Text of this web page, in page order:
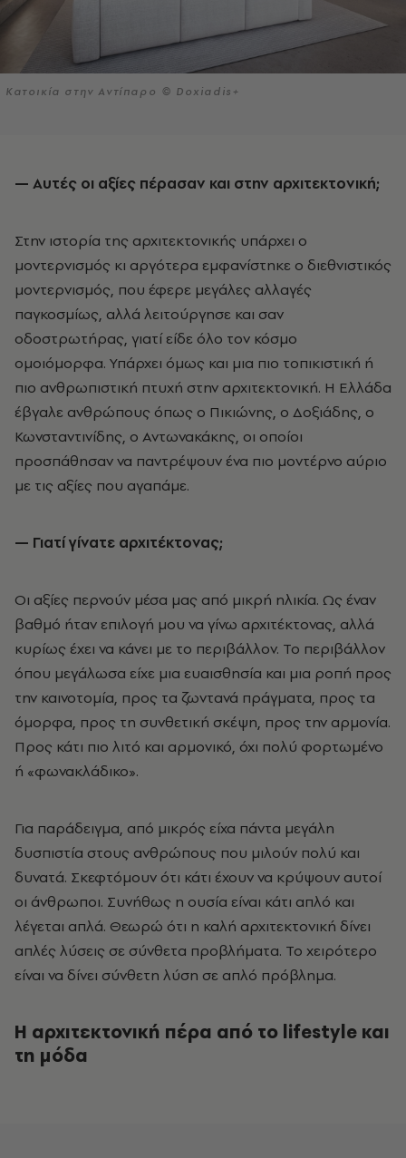
Κατοικία στην Αντίπαρο © Doxiadis+
— Αυτές οι αξίες πέρασαν και στην αρχιτεκτονική;
Στην ιστορία της αρχιτεκτονικής υπάρχει ο
μοντερνισμός κι αργότερα εμφανίστηκε ο διεθνιστικός
μοντερνισμός, που έφερε μεγάλες αλλαγές
παγκοσμίως, αλλά λειτούργησε και σαν
οδοστρωτήρας, γιατί είδε όλο τον κόσμο
ομοιόμορφα. Υπάρχει όμως και μια πιο τοπικιστική ή
πιο ανθρωπιστική πτυχή στην αρχιτεκτονική. Η Ελλάδα
έβγαλε ανθρώπους όπως ο Πικιώνης, ο Δοξιάδης, ο
Κωνσταντινίδης, ο Αντωνακάκης, οι οποίοι
προσπάθησαν να παντρέψουν ένα πιο μοντέρνο αύριο
με τις αξίες που αγαπάμε.
— Γιατί γίνατε αρχιτέκτονας;
Οι αξίες περνούν μέσα μας από μικρή ηλικία. Ως έναν
βαθμό ήταν επιλογή μου να γίνω αρχιτέκτονας, αλλά
κυρίως έχει να κάνει με το περιβάλλον. Το περιβάλλον
όπου μεγάλωσα είχε μια ευαισθησία και μια ροπή προς
την καινοτομία, προς τα ζωντανά πράγματα, προς τα
όμορφα, προς τη συνθετική σκέψη, προς την αρμονία.
Προς κάτι πιο λιτό και αρμονικό, όχι πολύ φορτωμένο
ή «φωνακλάδικο».
Για παράδειγμα, από μικρός είχα πάντα μεγάλη
δυσπιστία στους ανθρώπους που μιλούν πολύ και
δυνατά. Σκεφτόμουν ότι κάτι έχουν να κρύψουν αυτοί
οι άνθρωποι. Συνήθως η ουσία είναι κάτι απλό και
λέγεται απλά. Θεωρώ ότι η καλή αρχιτεκτονική δίνει
απλές λύσεις σε σύνθετα προβλήματα. Το χειρότερο
είναι να δίνει σύνθετη λύση σε απλό πρόβλημα.
Η αρχιτεκτονική πέρα από το lifestyle και
τη μόδα